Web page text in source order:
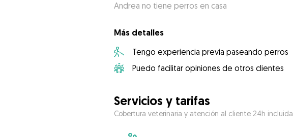
Andrea no tiene perros en casa
Más detalles
Tengo experiencia previa paseando perros
Puedo facilitar opiniones de otros clientes
Servicios y tarifas
Cobertura veterinaria y atención al cliente 24h incluida